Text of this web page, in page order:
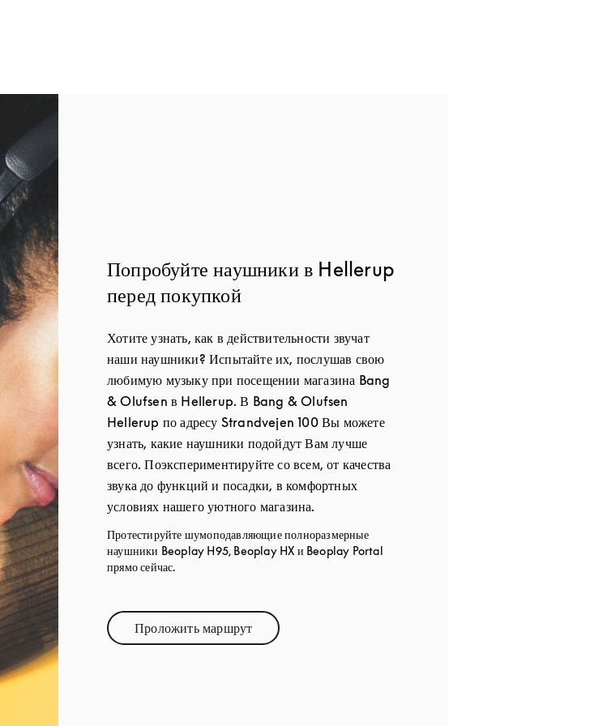
Попробуйте наушники в Hellerup
перед покупкой
Хотите узнать, как в действительности звучат
наши наушники? Испытайте их, послушав свою
любимую музыку при посещении магазина Bang
& Olufsen в Hellerup. В Bang & Olufsen
Hellerup по адресу Strandvejen 100 Вы можете
узнать, какие наушники подойдут Вам лучше
всего. Поэкспериментируйте со всем, от качества
звука до функций и посадки, в комфортных
условиях нашего уютного магазина.
Протестируйте шумоподавляющие полноразмерные
наушники Beoplay H95, Beoplay HX и Beoplay Portal
прямо сейчас.
Проложить маршрутLink Opens in New Tab